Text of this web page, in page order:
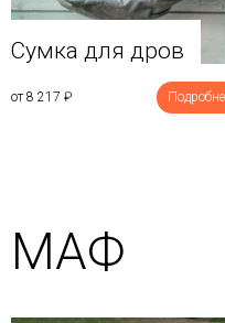
Сумка для дров
от 8 217 ₽
МАФ